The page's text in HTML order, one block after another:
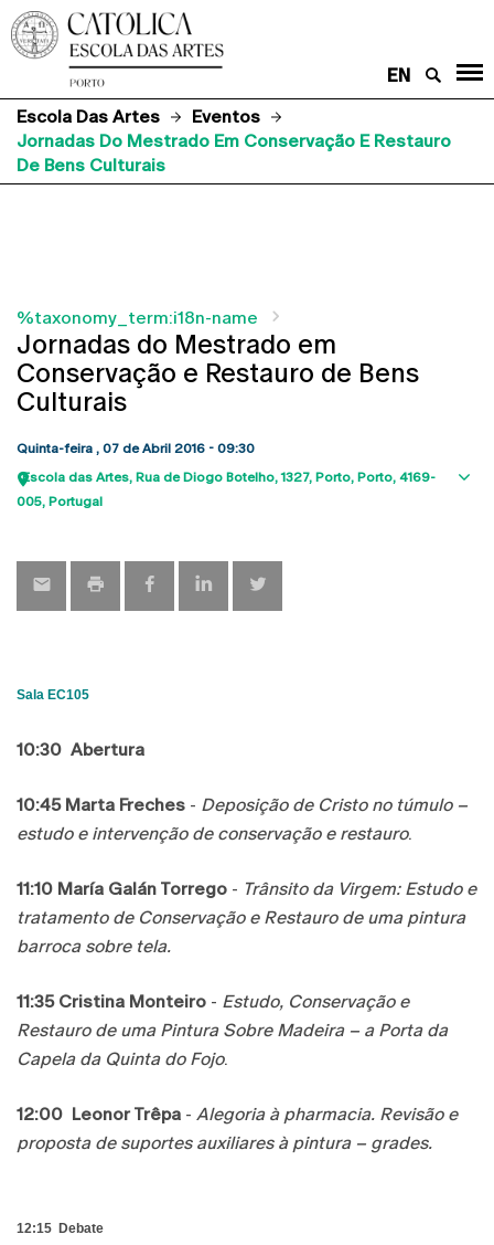
EN
Escola Das Artes
Eventos
Jornadas Do Mestrado Em Conservação E Restauro
De Bens Culturais
%taxonomy_term:i18n-name
Jornadas do Mestrado em
Conservação e Restauro de Bens
Culturais
Quinta-feira , 07 de Abril 2016 - 09:30
Escola das Artes Rua de Diogo Botelho, 1327 Porto Porto 4169-
005 Portugal
Sala EC105
10:30 Abertura
10:45 Marta Freches - Deposição de Cristo no túmulo –
estudo e intervenção de conservação e restauro.
11:10 María Galán Torrego - Trânsito da Virgem: Estudo e
tratamento de Conservação e Restauro de uma pintura
barroca sobre tela.
11:35 Cristina Monteiro - Estudo, Conservação e
Restauro de uma Pintura Sobre Madeira – a Porta da
Capela da Quinta do Fojo.
12:00 Leonor Trêpa - Alegoria à pharmacia. Revisão e
proposta de suportes auxiliares à pintura – grades.
12:15 Debate